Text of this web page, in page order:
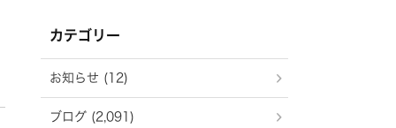
カテゴリー
お知らせ (12)
ブログ (2,091)